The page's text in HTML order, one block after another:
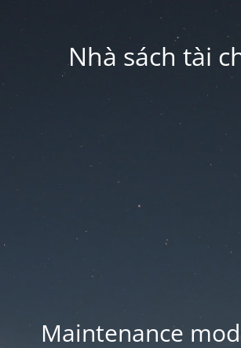
Nhà sách tài
Maintenance